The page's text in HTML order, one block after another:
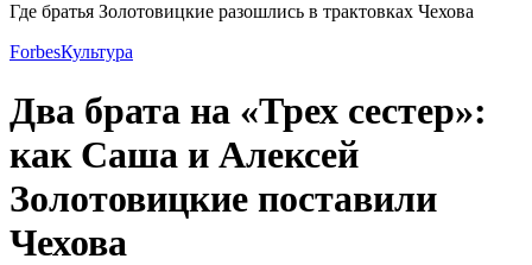
Где братья Золотовицкие разошлись в трактовках Чехова
ForbesКультура
Два брата на «Трех сестер»:
как Саша и Алексей
Золотовицкие поставили
Чехова